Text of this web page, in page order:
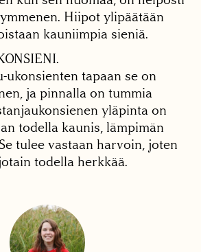
Hiipot ylipäätään
kauniimpia sieniä.
ukonsienten tapaan se on
ja pinnalla on tummia
yläpinta on
todella kaunis, lämpimän
tulee vastaan harvoin, joten
todella herkkää.